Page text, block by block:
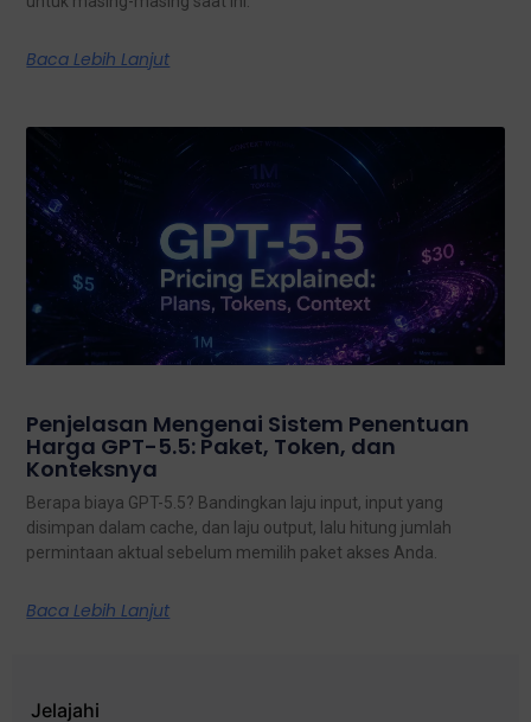
Baca Lebih Lanjut
Penjelasan Mengenai Sistem Penentuan
Harga GPT-5.5: Paket, Token, dan
Konteksnya
Berapa biaya GPT-5.5? Bandingkan laju input, input yang
disimpan dalam cache, dan laju output, lalu hitung jumlah
permintaan aktual sebelum memilih paket akses Anda.
Baca Lebih Lanjut
Jelajahi